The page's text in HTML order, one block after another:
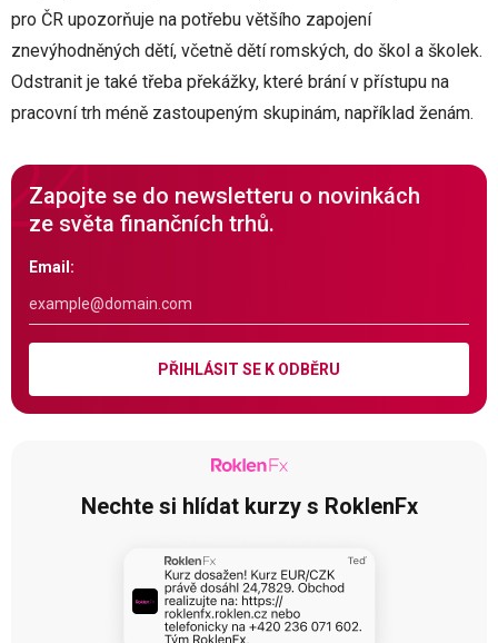
pro ČR upozorňuje na potřebu většího zapojení
znevýhodněných dětí, včetně dětí romských, do škol a školek.
Odstranit je také třeba překážky, které brání v přístupu na
pracovní trh méně zastoupeným skupinám, například ženám.
Zapojte se do newsletteru o novinkách
ze světa finančních trhů.
Email:
PŘIHLÁSIT SE K ODBĚRU
Nechte si hlídat kurzy s RoklenFx